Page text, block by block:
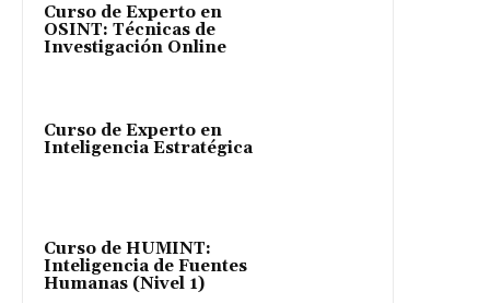
Curso de Experto en
OSINT: Técnicas de
Investigación Online
Curso de Experto en
Inteligencia Estratégica
Curso de HUMINT:
Inteligencia de Fuentes
Humanas (Nivel 1)